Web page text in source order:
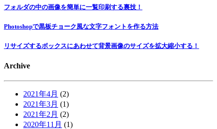
フォルダの中の画像を簡単に一覧印刷する裏技！
Photoshopで黒板チョーク風な文字フォントを作る方法
リサイズするボックスにあわせて背景画像のサイズを拡大縮小する！
Archive
2021年4月 (2)
2021年3月 (1)
2021年2月 (2)
2020年11月 (1)